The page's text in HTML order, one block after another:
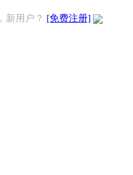
，新用户？ [免费注册]